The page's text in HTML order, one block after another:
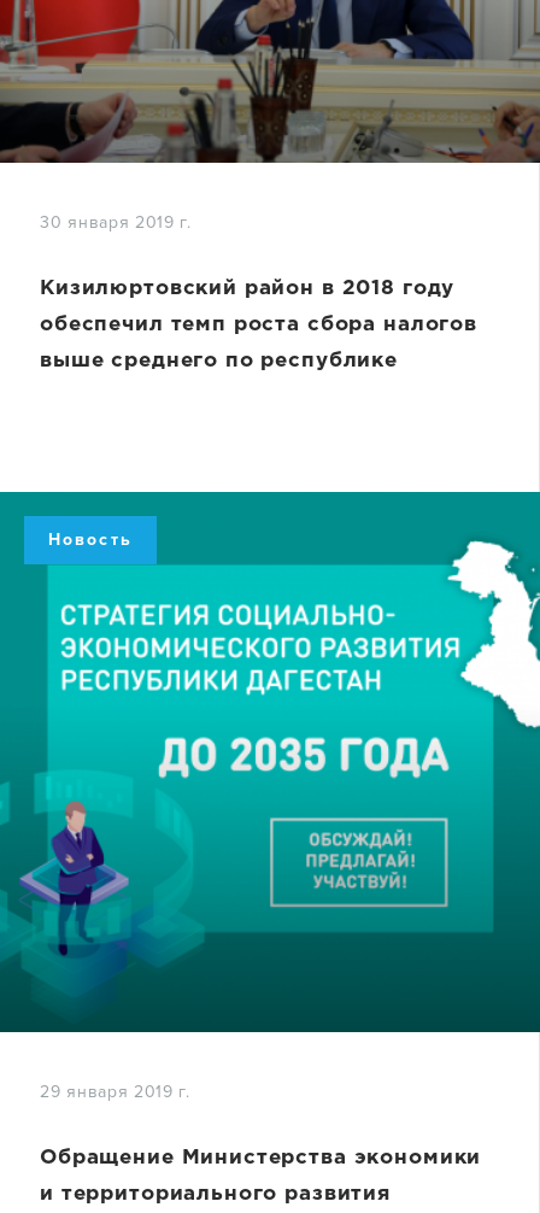
30 января 2019 г.
Кизилюртовский район в 2018 году
обеспечил темп роста сбора налогов
выше среднего по республике
Новость
29 января 2019 г.
Обращение Министерства экономики
и территориального развития